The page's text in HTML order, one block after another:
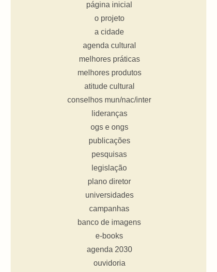
página inicial
o projeto
a cidade
agenda cultural
melhores práticas
melhores produtos
atitude cultural
conselhos mun/nac/inter
lideranças
ogs e ongs
publicações
pesquisas
legislação
plano diretor
universidades
campanhas
banco de imagens
e-books
agenda 2030
ouvidoria